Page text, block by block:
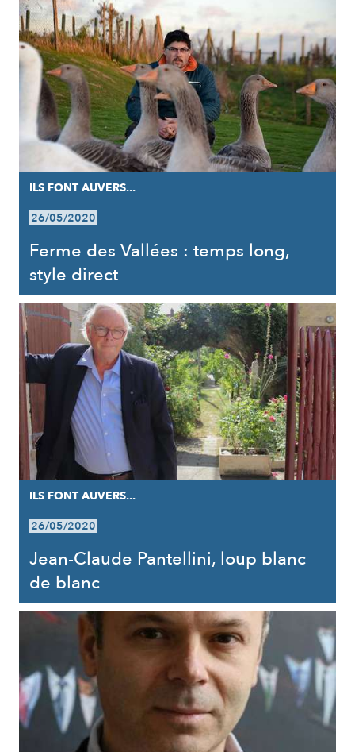
ILS FONT AUVERS...
26/05/2020
Ferme des Vallées : temps long,
style direct
ILS FONT AUVERS...
26/05/2020
Jean-Claude Pantellini, loup blanc
de blanc